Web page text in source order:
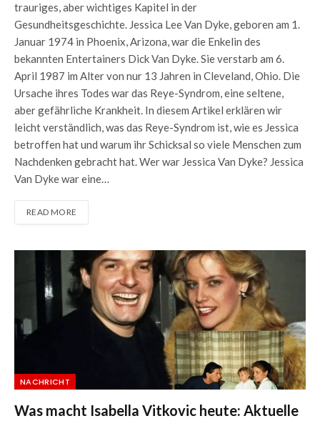
trauriges, aber wichtiges Kapitel in der
Gesundheitsgeschichte. Jessica Lee Van Dyke, geboren am 1.
Januar 1974 in Phoenix, Arizona, war die Enkelin des
bekannten Entertainers Dick Van Dyke. Sie verstarb am 6.
April 1987 im Alter von nur 13 Jahren in Cleveland, Ohio. Die
Ursache ihres Todes war das Reye-Syndrom, eine seltene,
aber gefährliche Krankheit. In diesem Artikel erklären wir
leicht verständlich, was das Reye-Syndrom ist, wie es Jessica
betroffen hat und warum ihr Schicksal so viele Menschen zum
Nachdenken gebracht hat. Wer war Jessica Van Dyke? Jessica
Van Dyke war eine…
READ MORE
NACHRICHT
Was macht Isabella Vitkovic heute: Aktuelle